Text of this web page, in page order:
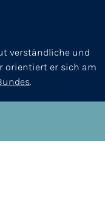
verständliche und
orientiert er sich am
.